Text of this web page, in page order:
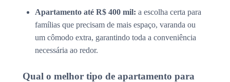
Apartamento até R$ 400 mil: a escolha certa para
famílias que precisam de mais espaço, varanda ou
um cômodo extra, garantindo toda a conveniência
necessária ao redor.
Qual o melhor tipo de apartamento para